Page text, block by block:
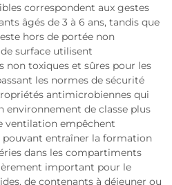
correspondent aux gestes
âgés de 3 à 6 ans, tandis que
hors de portée non
surface utilisent
non toxiques et sûres pour les
les normes de sécurité
antimicrobiennes qui
de classe plus
ventilation empêchent
entraîner la formation
dans les compartiments
important pour le
de contenants à déjeuner ou